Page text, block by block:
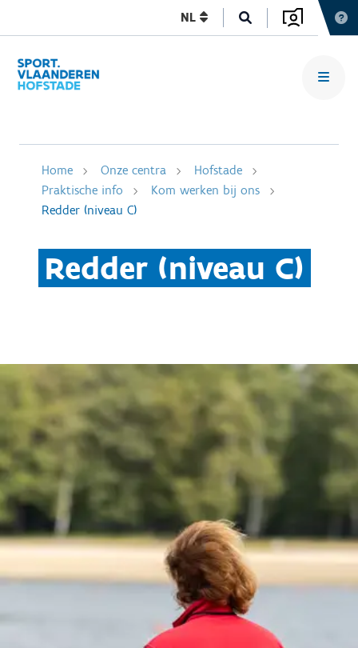
NL
Home Onze centra
Hofstade
Praktische info
Kom werken bij ons
Redder (niveau C)
Redder (niveau C)